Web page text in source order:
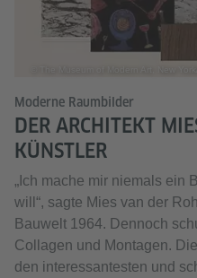
Moderne Raumbilder
DER ARCHITEKT
KÜNSTLER
„Ich mache mir niemals ein
will“, sagte Mies van der
Bauwelt 1964. Dennoch
Collagen und Montagen.
den interessantesten und